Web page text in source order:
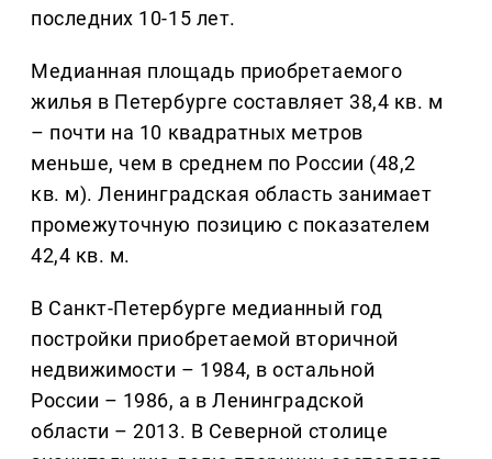
последних 10-15 лет.
Медианная площадь приобретаемого
жилья в Петербурге составляет 38,4 кв. м
– почти на 10 квадратных метров
меньше, чем в среднем по России (48,2
кв. м). Ленинградская область занимает
промежуточную позицию с показателем
42,4 кв. м.
В Санкт-Петербурге медианный год
постройки приобретаемой вторичной
недвижимости – 1984, в остальной
России – 1986, а в Ленинградской
области – 2013. В Северной столице